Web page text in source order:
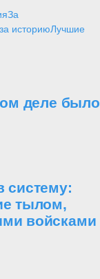
За
историюЛучшие
деле было
систему:
тылом,
войсками